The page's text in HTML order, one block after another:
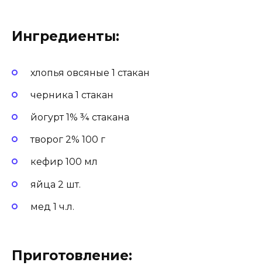
Ингредиенты:
хлопья овсяные 1 стакан
черника 1 стакан
йогурт 1% ¾ стакана
творог 2% 100 г
кефир 100 мл
яйца 2 шт.
мед 1 ч.л.
Приготовление: